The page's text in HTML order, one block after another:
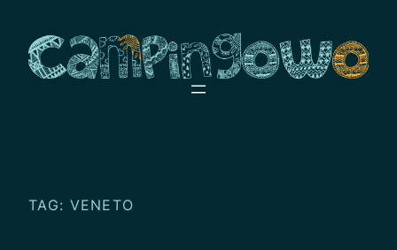
treści
TAG: VENETO